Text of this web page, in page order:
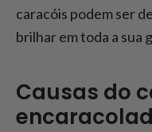
Prevenir a
Conclusão:
caracóis podem ser
brilhar em toda a sua
Causas do